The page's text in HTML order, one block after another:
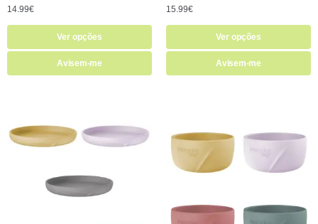
14.99€
Ver opções
Avisem-me
15.99€
Ver opções
Avisem-me